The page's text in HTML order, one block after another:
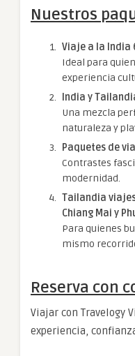
Nuestros
Viaje a la India
Ideal para
experiencia
India y
Una mezcla
naturaleza y
Paquetes de
Contrastes
modernidad.
Tailandia
Chiang Mai y
Para quienes
mismo
Reserva con
Viajar con Travelogy
experiencia,